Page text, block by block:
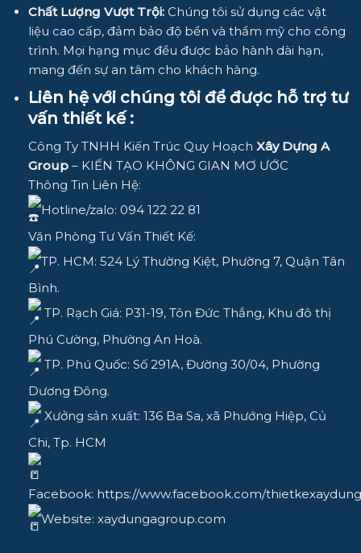
Chất Lượng Vượt Trội:Chúng tôi sử dụng các vật
liệu cao cấp, đảm bảo độ bền và thẩm mỹ cho công
trình. Mọi hạng mục đều được bảo hành dài hạn,
mang đến sự an tâm cho khách hàng.
Liên hệ với chúng tôi để được hỗ trợ tư
vấn thiết kế :
Công Ty TNHH Kiến Trúc Quy Hoạch Xây Dựng A
Group– KIẾN TẠO KHÔNG GIAN MƠ ƯỚC
Thông Tin Liên Hệ:
Hotline/zalo: 094 122 22 81
Văn Phòng Tư Vấn Thiết Kế:
TP. HCM: 524 Lý Thường Kiệt, Phường 7, Quận Tân
Bình.
TP. Rạch Giá: P31-19, Tôn Đức Thắng, Khu đô thị
Phú Cường, Phường An Hoà.
TP. Phú Quốc: Số 291A, Đường 30/04, Phường
Dương Đông.
Xưởng sản xuất: 136 Ba Sa, xã Phướng Hiệp, Củ
Chi, Tp. HCM
Facebook: https://www.facebook.com/
Website: xaydungagroup.com